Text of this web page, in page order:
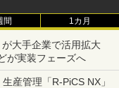
間 1カ月
が大手企業で活用拡大
が実装フェーズへ
産管理「R-PiCS NX」